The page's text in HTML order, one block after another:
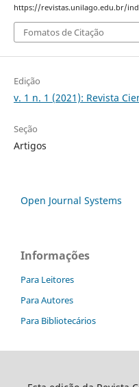
https://revistas.unilago.edu.br/
Fomatos de Citação
Edição
v. 1 n. 1 (2021): Revista
Seção
Artigos
Open Journal Systems
Informações
Para Leitores
Para Autores
Para Bibliotecários